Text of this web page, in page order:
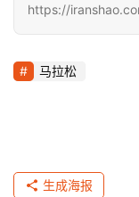
https://
马拉松
生成海报